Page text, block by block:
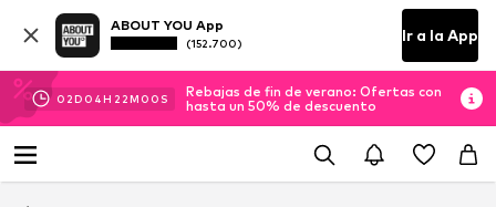
ABOUT YOU App
(152.700) Ir a la App
02D 04H 22M 00 S
Rebajas de fin de verano: Ofertas con
hasta un 50% de descuento